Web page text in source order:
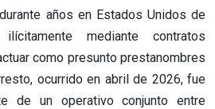
años en Estados Unidos de
mediante contratos
como presunto prestanombres
ocurrido en abril de 2026, fue
de un operativo conjunto entre